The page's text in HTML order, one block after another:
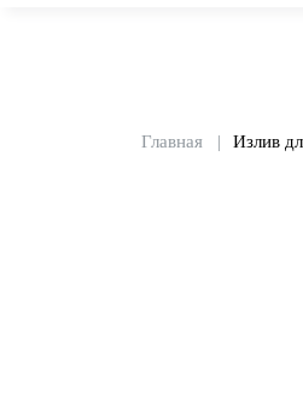
Главная Излив